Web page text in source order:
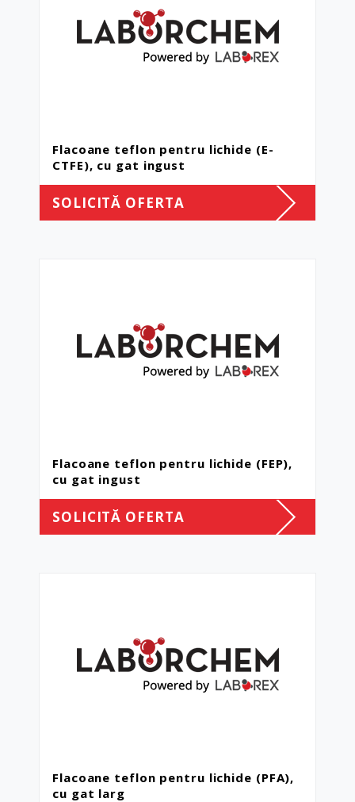
Flacoane teflon pentru lichide (E-
CTFE), cu gat ingust
SOLICITĂ OFERTA
Flacoane teflon pentru lichide (FEP),
cu gat ingust
SOLICITĂ OFERTA
Flacoane teflon pentru lichide (PFA),
cu gat larg